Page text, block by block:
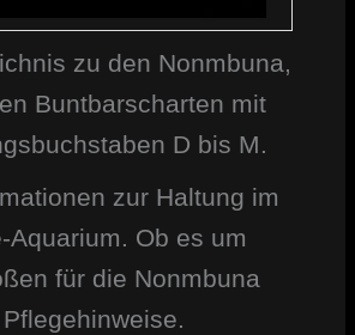
zu den Nonmbuna,
Buntbarscharten mit
D bis M.
zur Haltung im
Aquarium. Ob es um
für die Nonmbuna